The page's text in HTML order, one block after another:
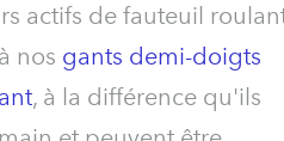
actifs de fauteuil
nos gants demi-doigts
, à la différence qu'ils